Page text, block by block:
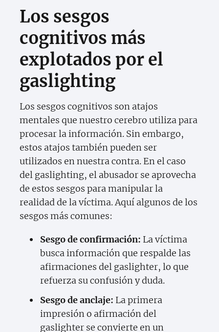
Los sesgos
cognitivos más
explotados por el
gaslighting
Los sesgos cognitivos son atajos
mentales que nuestro cerebro utiliza para
procesar la información. Sin embargo,
estos atajos también pueden ser
utilizados en nuestra contra. En el caso
del gaslighting, el abusador se aprovecha
de estos sesgos para manipular la
realidad de la víctima. Aquí algunos de los
sesgos más comunes:
Sesgo de confirmación: La víctima
busca información que respalde las
afirmaciones del gaslighter, lo que
refuerza su confusión y duda.
Sesgo de anclaje: La primera
impresión o afirmación del
gaslighter se convierte en un